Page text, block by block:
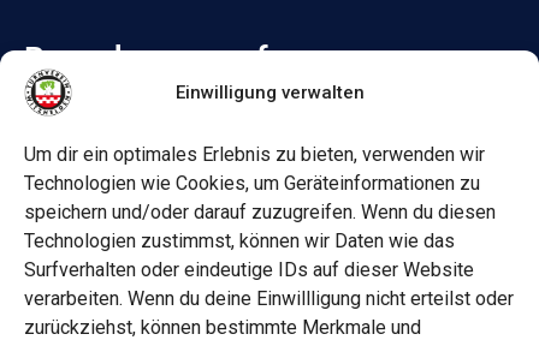
Einwilligung verwalten
Um dir ein optimales Erlebnis zu bieten, verwenden wir
Technologien wie Cookies, um Geräteinformationen zu
speichern und/oder darauf zuzugreifen. Wenn du diesen
Technologien zustimmst, können wir Daten wie das
Surfverhalten oder eindeutige IDs auf dieser Website
verarbeiten. Wenn du deine Einwillligung nicht erteilst oder
zurückziehst, können bestimmte Merkmale und
Besuche uns auf:
Facebook
Informationen
Datenschutz
Impressum